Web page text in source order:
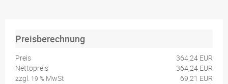
Preisberechnung
Preis
364,24 EUR
Nettopreis
364,24 EUR
zzgl. 19 % MwSt 69,21 EUR